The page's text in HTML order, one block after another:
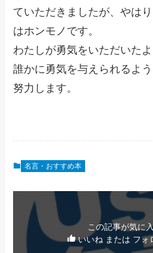
ていただきましたが、やは
はホンモノです。
わたしが勇気をいただいた
誰かに勇気を与えられるよ
努力します。
名言・おすすめ本
この記事が気に
いいね または フォ